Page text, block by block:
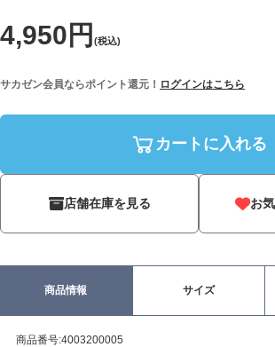
4,950円 (税込)
サカゼン会員ならポイント還元！ ログインはこちら
カートに入れる
店舗在庫を見る お
商品情報 サイズ
商品番号:4003200005